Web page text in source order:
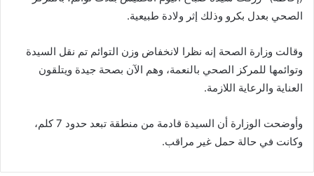
الصحي بعدل بكرو وذلك إثر ولادة طبيعية.
وقالت وزارة الصحة إنه نظرا لانخفاض وزن التوائم تم نقل السيدة
وتوائمها للمركز الصحي بالنعمة، وهم الآن بصحة جيدة ويتلقون
العناية والرعاية اللازمة.
وأوضحت الوزارة أن السيدة قادمة من منطقة تبعد حدود 7 كلم،
وكانت في حالة حمل غير مراقب.